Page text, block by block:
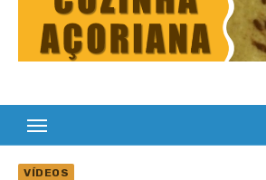
VÍDEOS